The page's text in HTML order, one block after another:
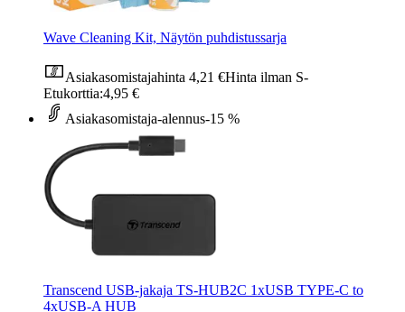
Wave Cleaning Kit, Näytön puhdistussarja
Asiakasomistajahinta 4,21 €Hinta ilman S-
Etukorttia:4,95 €
Asiakasomistaja-alennus-15 %
Transcend USB-jakaja TS-HUB2C 1xUSB TYPE-C to
4xUSB-A HUB